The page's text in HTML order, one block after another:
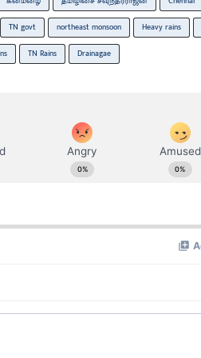
TN govt northeast monsoon Heavy rains
TN Rains Drainagae